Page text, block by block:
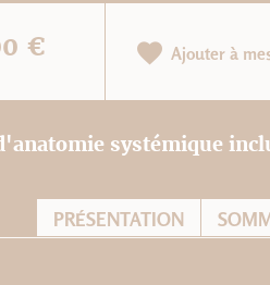
€ Ajouter à
systémique
PRÉSENTATION